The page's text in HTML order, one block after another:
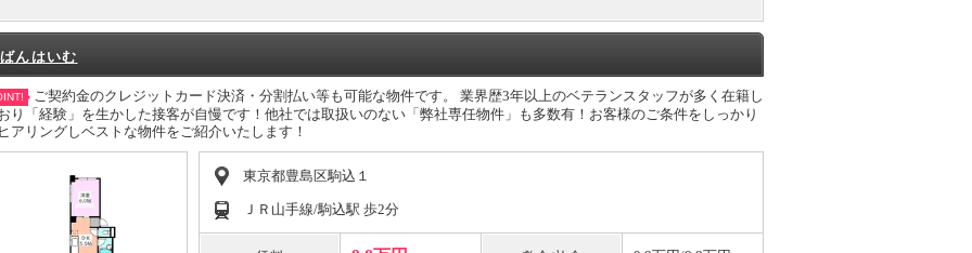
ばんはいむ
ご契約金のクレジットカード決済・分割払い等も可能な物件です。 業界歴3年以上のベテランスタッフが多く在籍し
り「経験」を生かした接客が自慢です！他社では取扱いのない「弊社専任物件」も多数有！お客様のご条件をしっかり
アリングしベストな物件をご紹介いたします！
東京都豊島区駒込１
ＪＲ山手線/駒込駅 歩2分